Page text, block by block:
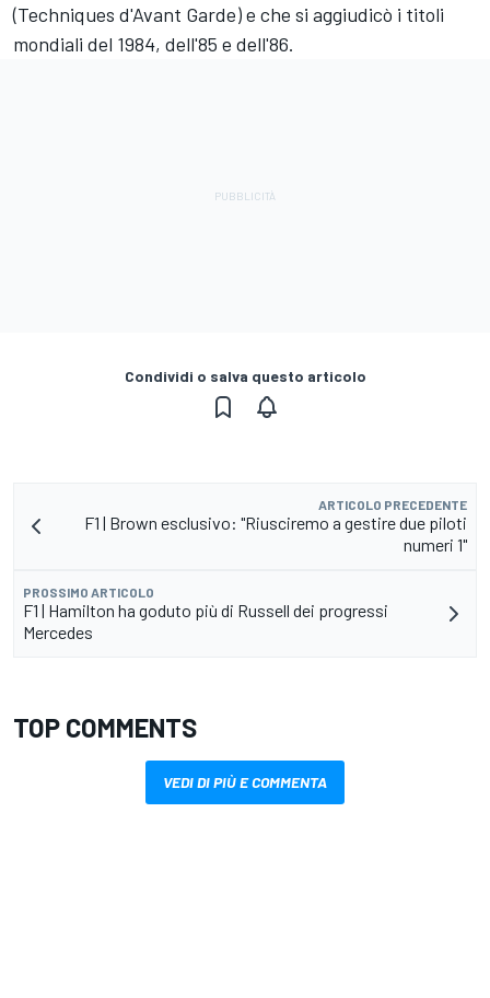
(Techniques d'Avant Garde) e che si aggiudicò i titoli
mondiali del 1984, dell'85 e dell'86.
Condividi o salva questo articolo
ARTICOLO PRECEDENTE
F1 | Brown esclusivo: "Riusciremo a gestire due piloti
numeri 1"
PROSSIMO ARTICOLO
F1 | Hamilton ha goduto più di Russell dei progressi
Mercedes
TOP COMMENTS
VEDI DI PIÙ E COMMENTA